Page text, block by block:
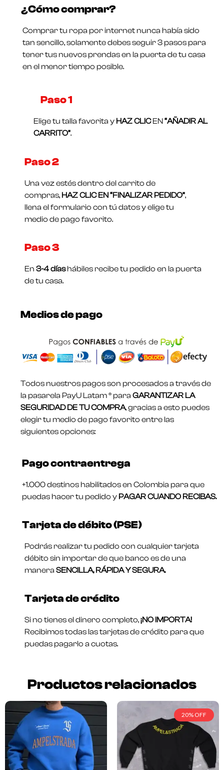
en
0
0
de
5
¿Cómo comprar?
Comprar tu ropa por internet nunca había sido
tan sencillo, solamente debes seguir 3 pasos para
tener tus nuevos prendas en la puerta de tu casa
en el menor tiempo posible.
Paso 1​
Elige tu talla favorita y HAZ CLICEN “AÑADIR AL
CARRITO”.
Paso 2
Una vez estés dentro del carrito de
compras, HAZ CLIC EN “FINALIZAR PEDIDO”,
llena el formulario con tú datos y elige tu
medio de pago favorito.
Paso 3
En3-4 díashábiles recibe tu pedido en la puerta
de tu casa.
Medios de pago
Todos nuestros pagos son procesados a través de
la pasarela PayU Latam ® para GARANTIZAR LA
SEGURIDAD DE TU COMPRA, gracias a esto puedes
elegir tu medio de pago favorito entre las
siguientes opciones:
Pago contraentrega
+1.000 destinos habilitados en Colombia para que
puedas hacer tu pedido y PAGAR CUANDO RECIBAS.
Tarjeta de débito (PSE)
Podrás realizar tu pedido con cualquier tarjeta
débito sin importar de que banco es de una
manera SENCILLA, RÁPIDA Y SEGURA.
Tarjeta de crédito
Si no tienes el dinero completo,¡NO IMPORTA!
Recibimos todas las tarjetas de crédito para que
puedas pagarlo a cuotas.
Productos relacionados
20% OFF